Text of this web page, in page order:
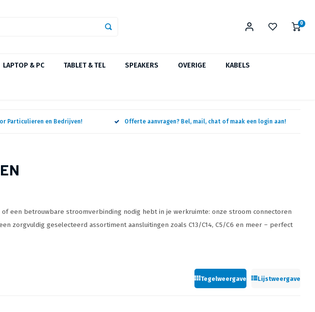
0
LAPTOP & PC TABLET & TEL SPEAKERS OVERIGE KABELS
Particulieren en Bedrijven! Offerte aanvragen? Bel, mail, chat of maak een login aan!
een betrouwbare stroomverbinding nodig hebt in je werkruimte: onze stroom connectoren
zorgvuldig geselecteerd assortiment aansluitingen zoals C13/C14, C5/C6 en meer – perfect
Tegelweergave Lijstweergave